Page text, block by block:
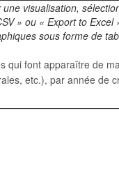
visualisation,
» ou « Export to Excel
sous forme de
qui font apparaître de
etc.), par année de